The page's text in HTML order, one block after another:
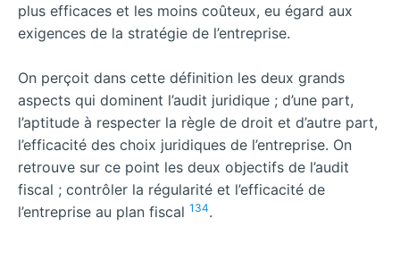
plus efficaces et les moins coûteux, eu égard aux
exigences de la stratégie de l’entreprise.
On perçoit dans cette définition les deux grands
aspects qui dominent l’audit juridique ; d’une part,
l’aptitude à respecter la règle de droit et d’autre part,
l’efficacité des choix juridiques de l’entreprise. On
retrouve sur ce point les deux objectifs de l’audit
fiscal ; contrôler la régularité et l’efficacité de
l’entreprise au plan fiscal 134.